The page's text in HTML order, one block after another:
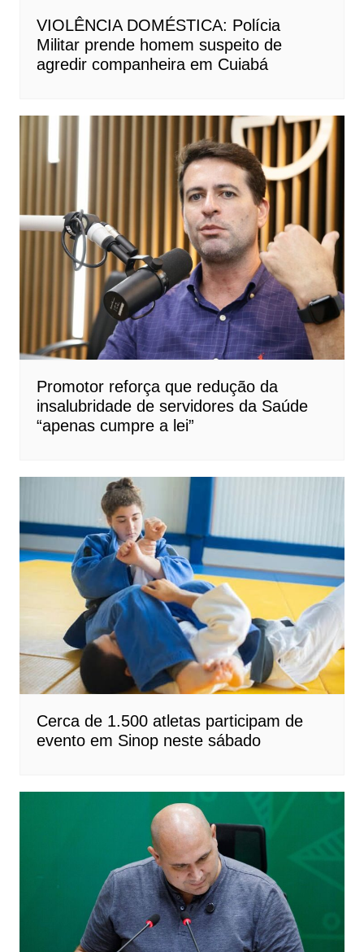
VIOLÊNCIA DOMÉSTICA: Polícia
Militar prende homem suspeito de
agredir companheira em Cuiabá
Promotor reforça que redução da
insalubridade de servidores da Saúde
“apenas cumpre a lei”
Cerca de 1.500 atletas participam de
evento em Sinop neste sábado